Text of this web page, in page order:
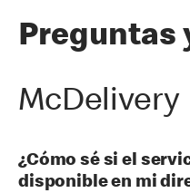
Preguntas
McDelivery
¿Cómo sé si el
disponible en mi